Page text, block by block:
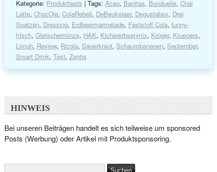
Kategorie: Produkttests | Tags: Acao, Banitas, Bonduelle, Chai
Latte, ChocOle, ColaRebell, DeBeukelaer, Degustabox, Drei
Spatzen, Dressing, Erdbeermarmelade, Feststoff Cola, funny-
frisch, Gletscherminze, HAK, Kichererbsenmix, Krüger, Kruspers,
Limuh, Review, Ricola, Sauerkraut, Schaumbananen, September,
Smart Drink, Test, Zentis
HINWEIS
Bei unseren Beiträgen handelt es sich teilweise um sponsored
Posts (Werbung) oder Artikel mit Produktsponsoring.